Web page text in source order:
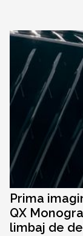
Prima
QX
limbaj de